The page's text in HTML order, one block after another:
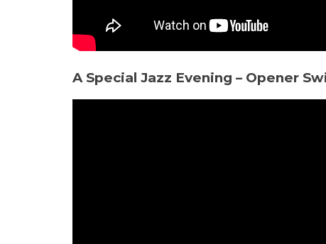
A Special Jazz Evening – Opener